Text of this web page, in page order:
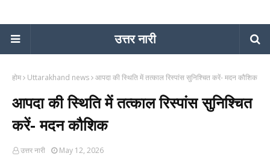
उत्तर नारी
होम Uttarakhand news आपदा की स्थिति में तत्काल रिस्पांस सुनिश्चित करें- मदन कौशिक
आपदा की स्थिति में तत्काल रिस्पांस सुनिश्चित
करें- मदन कौशिक
उत्तर नारी May 12, 2026